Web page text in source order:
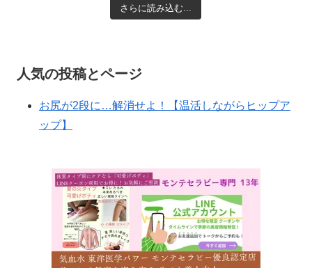
さらに読み込む...
人気の投稿とページ
お尻が2段に…解消せよ！【温活しながらヒップア
ップ】